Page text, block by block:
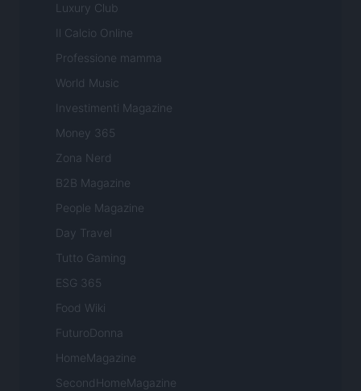
Luxury Club
Il Calcio Online
Professione mamma
World Music
Investimenti Magazine
Money 365
Zona Nerd
B2B Magazine
People Magazine
Day Travel
Tutto Gaming
ESG 365
Food Wiki
FuturoDonna
HomeMagazine
SecondHomeMagazine